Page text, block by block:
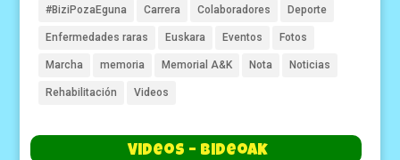
#BiziPozaEguna Carrera Colaboradores Deporte
Enfermedades raras Euskara Eventos Fotos
Marcha memoria Memorial A&K Nota Noticias
Rehabilitación Videos
Videos – Bideoak